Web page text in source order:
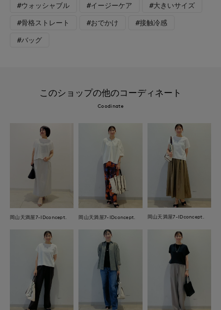
#ウォッシャブル #イージーケア #大きいサイズ
#骨格ストレート #おでかけ #接触冷感
#バッグ
このショップの他のコーディネート
Coodinate
岡山天満屋7-IDconcept. 岡山天満屋7-IDconcept. 岡山天満屋7-IDconcept.